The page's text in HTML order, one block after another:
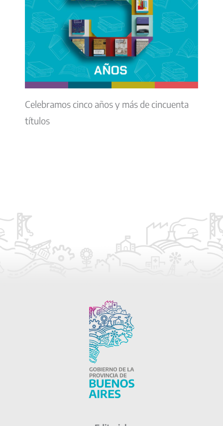
Celebramos cinco años y más de cincuenta
títulos